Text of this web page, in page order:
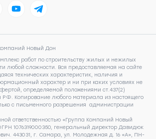
Новый Дон
работ по строительству жилых и нежилых
любой сложности. Вся предоставляемая на сайте
технических характеристик, наличия и
характер и ни при каких условиях не
определяемой положениями ст.437(2)
РФ. Копирование любого материала из настоящего
с письменного разрешения администрации
ответственностью «Группа Компаний Новый
1076319000350, генеральный директор Давидюк
443031, г. Самара, ул. Молодежная д. 16 «А», ПН-